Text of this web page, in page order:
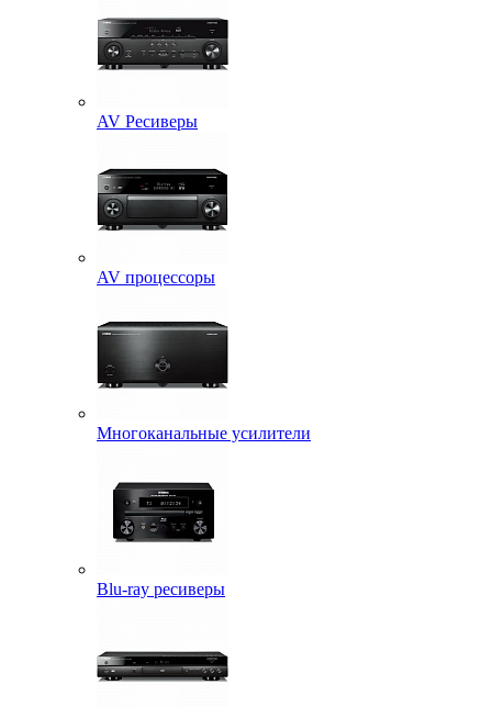
AV Ресиверы
AV процессоры
Многоканальные усилители
Blu-ray ресиверы